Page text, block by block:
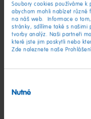
Soubory cookies používáme
abychom mohli nabízet různé
na náš web. Informace o
stránky, sdílíme také s našimi
tvorby analýz. Naši partneři
které jste jim poskytli nebo
Zde naleznete naše
souhlasu
NutnéSpolečnost